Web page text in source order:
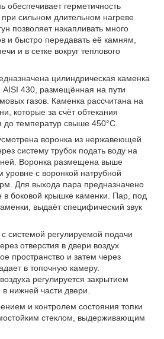
обеспечивает герметичность
сильном длительном нагреве
позволяет накапливать много
и быстро передавать её камням,
и в сетке вокруг теплового
цилиндрическая каменка
430, размещённая на пути
газов. Каменка рассчитана на
которые за счёт обтекания
температур свыше 450°C.
воронка из нержавеющей
систему трубок подать воду на
Воронка размещена выше
уровне с воронкой натрубной
Для выхода пара предназначено
в боковой крышке каменки. Пар, под
выдаёт специфический звук
системой регулируемой подачи
отверстия в двери воздух
пространство и затем через
в топочную камеру.
регулируется закрытием
нижней части двери.
и контролем состояния топки
стеклом, выдерживающим